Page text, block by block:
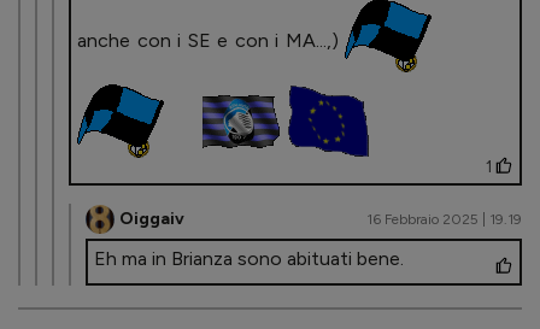
anche con i SE e con i MA...,)
1
Oiggaiv 16 Febbraio 2025 | 19.19
Eh ma in Brianza sono abituati bene.